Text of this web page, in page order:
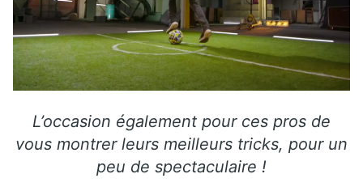
L’occasion également pour ces pros de
vous montrer leurs meilleurs tricks, pour un
peu de spectaculaire !